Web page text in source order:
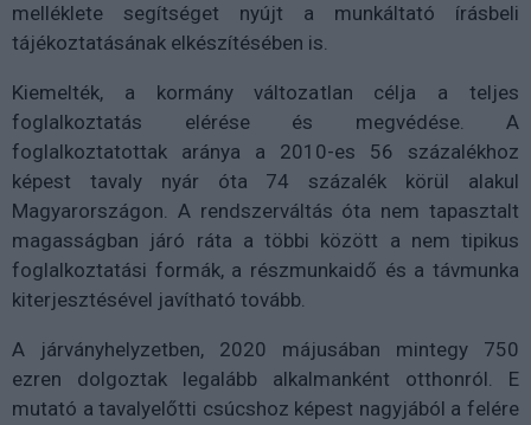
melléklete segítséget nyújt a munkáltató írásbeli
tájékoztatásának elkészítésében is.
Kiemelték, a kormány változatlan célja a teljes
foglalkoztatás elérése és megvédése. A
foglalkoztatottak aránya a 2010-es 56 százalékhoz
képest tavaly nyár óta 74 százalék körül alakul
Magyarországon. A rendszerváltás óta nem tapasztalt
magasságban járó ráta a többi között a nem tipikus
foglalkoztatási formák, a részmunkaidő és a távmunka
kiterjesztésével javítható tovább.
A járványhelyzetben, 2020 májusában mintegy 750
ezren dolgoztak legalább alkalmanként otthonról. E
mutató a tavalyelőtti csúcshoz képest nagyjából a felére